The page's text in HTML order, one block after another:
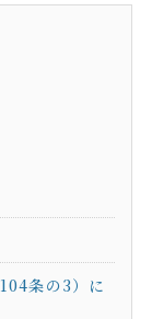
104条の3）に